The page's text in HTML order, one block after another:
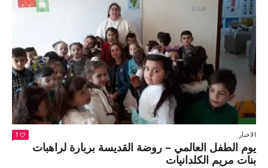
الاخبار 1
يوم الطفل العالمي – روضة القديسة بربارة لراهبات
بنات مريم الكلدانيات